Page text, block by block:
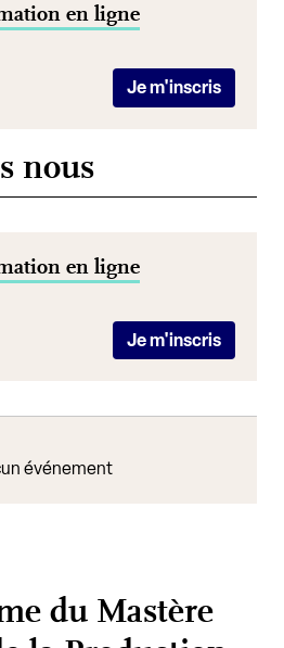
en ligne
Je m'inscris
nous
en ligne
Je m'inscris
événement
du Mastère